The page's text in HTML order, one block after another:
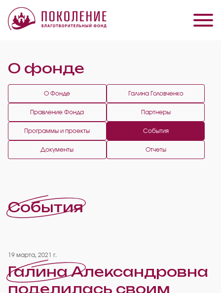
О фонде
О Фонде Галина Головченко
Правление Фонда Партнеры
Программы и проекты События
Документы Отчеты
События
19 марта, 2021 г.
Галина Александровна
поделилась своим